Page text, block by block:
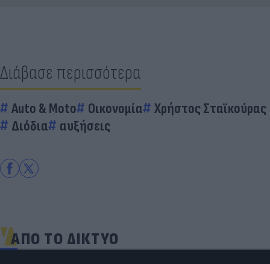
Διάβασε περισσότερα
Auto & Moto Οικονομία
Χρήστος Σταϊκούρας
Διόδια
αυξήσεις
ΑΠΟ ΤΟ ΔΙΚΤΥΟ